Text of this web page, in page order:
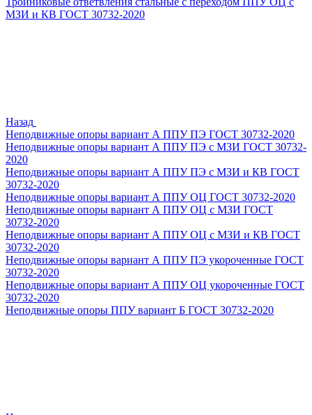
МЗИ и КВ ГОСТ 30732-2020
Назад
Неподвижные опоры вариант А ППУ ПЭ ГОСТ 30732-2020
Неподвижные опоры вариант А ППУ ПЭ с МЗИ ГОСТ 30732-
2020
Неподвижные опоры вариант А ППУ ПЭ с МЗИ и КВ ГОСТ
30732-2020
Неподвижные опоры вариант А ППУ ОЦ ГОСТ 30732-2020
Неподвижные опоры вариант А ППУ ОЦ с МЗИ ГОСТ
30732-2020
Неподвижные опоры вариант А ППУ ОЦ с МЗИ и КВ ГОСТ
30732-2020
Неподвижные опоры вариант А ППУ ПЭ укороченные ГОСТ
30732-2020
Неподвижные опоры вариант А ППУ ОЦ укороченные ГОСТ
30732-2020
Неподвижные опоры ППУ вариант Б ГОСТ 30732-2020